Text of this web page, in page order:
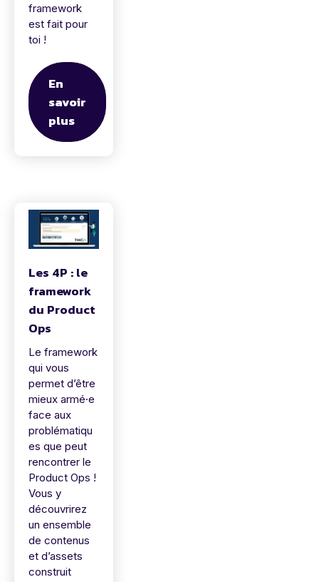
framework
est fait pour
toi !
En
savoir
plus
Les 4P : le
framework
du Product
Ops
Le framework
qui vous
permet d’être
mieux armé·e
face aux
problématiqu
es que peut
rencontrer le
Product Ops !
Vous y
découvrirez
un ensemble
de contenus
et d’assets
construit